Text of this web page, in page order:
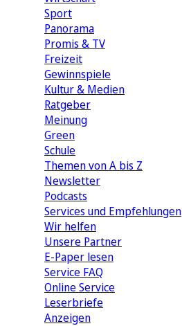
Sport
Panorama
Promis & TV
Freizeit
Gewinnspiele
Kultur & Medien
Ratgeber
Meinung
Green
Schule
Themen von A bis Z
Newsletter
Podcasts
Services und Empfehlungen
Wir helfen
Unsere Partner
E-Paper lesen
Service FAQ
Online Service
Leserbriefe
Anzeigen